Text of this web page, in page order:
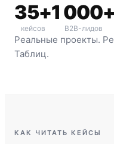
35+
кейсов
1 000+
B2B-лидов
Реальные проекты.
Таблиц.
КАК ЧИТАТЬ КЕЙСЫ